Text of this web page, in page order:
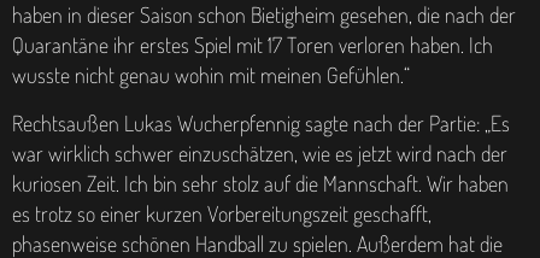
haben in dieser Saison schon Bietigheim gesehen, die nach der
Quarantäne ihr erstes Spiel mit 17 Toren verloren haben. Ich
wusste nicht genau wohin mit meinen Gefühlen.“
Rechtsaußen Lukas Wucherpfennig sagte nach der Partie: „Es
war wirklich schwer einzuschätzen, wie es jetzt wird nach der
kuriosen Zeit. Ich bin sehr stolz auf die Mannschaft. Wir haben
es trotz so einer kurzen Vorbereitungszeit geschafft,
phasenweise schönen Handball zu spielen. Außerdem hat die